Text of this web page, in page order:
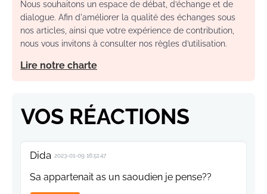
Nous souhaitons un espace de débat, d’échange et de
dialogue. Afin d'améliorer la qualité des échanges sous
nos articles, ainsi que votre expérience de contribution,
nous vous invitons à consulter nos règles d’utilisation.
Lire notre charte
VOS RÉACTIONS
Dida 2023-01-09 16:51:47
Sa appartenait as un saoudien je pense??